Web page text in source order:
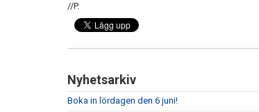
//P.
Nyhetsarkiv
Boka in lördagen den 6 juni!